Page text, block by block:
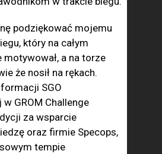
podziękować mojemu
który na całym
motywował, a na torze
że nosił na rękach.
SGO
GROM Challenge
za wsparcie
oraz firmie Specops,
tempie